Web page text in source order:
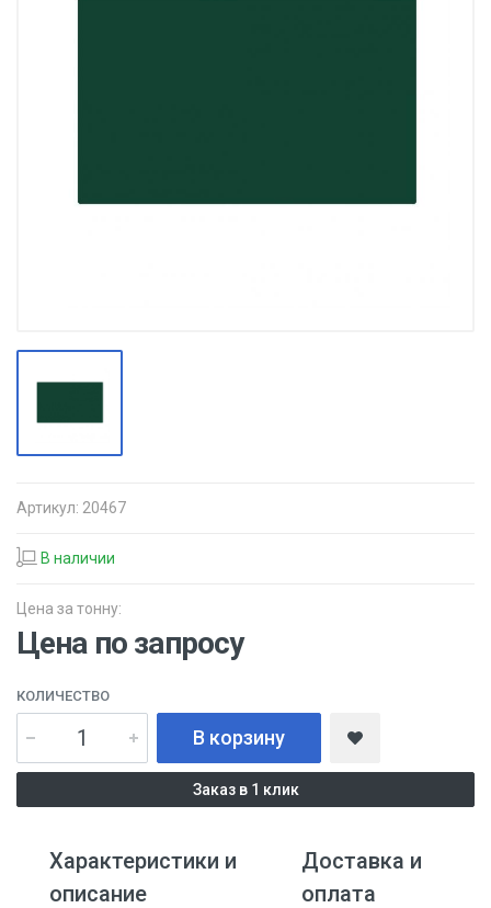
Артикул: 20467
В наличии
Цена за тонну:
Цена по запросу
КОЛИЧЕСТВО
В корзину
Заказ в 1 клик
Характеристики и
описание
Доставка и
оплата